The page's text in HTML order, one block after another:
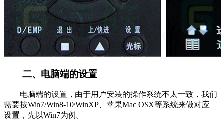
二、电脑端的设置
电脑端的设置，由于用户安装的操作系统不太一致，我们
需要按Win7/Win8-10/WinXP、苹果Mac OSX等系统来做对应
设置，先以Win7为例。